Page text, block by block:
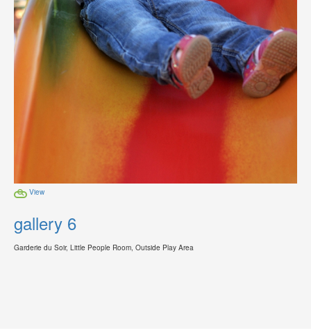
View
gallery 6
Garderie du Soir, Little People Room, Outside Play Area